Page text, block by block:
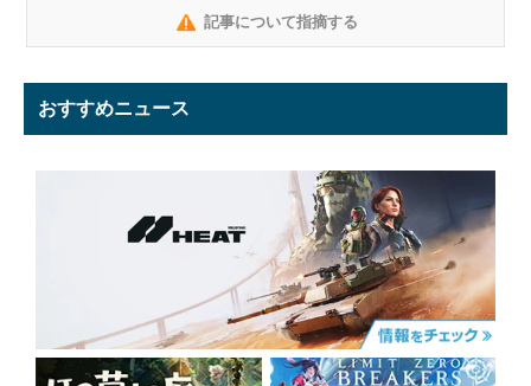
記事について指摘する
おすすめニュース